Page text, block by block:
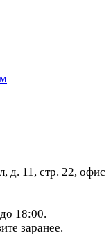
д. 11, стр. 22, офис
18:00.
заранее.